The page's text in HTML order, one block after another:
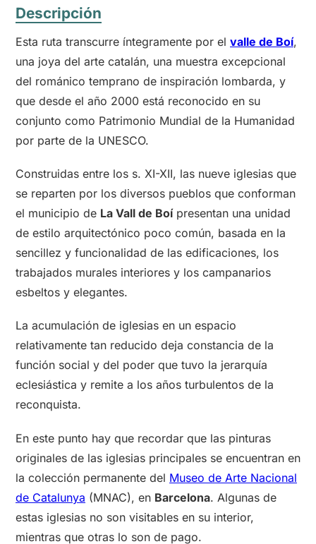
Descripción
Esta ruta transcurre íntegramente por el valle de Boí,
una joya del arte catalán, una muestra excepcional
del románico temprano de inspiración lombarda, y
que desde el año 2000 está reconocido en su
conjunto como Patrimonio Mundial de la Humanidad
por parte de la UNESCO.
Construidas entre los s. XI-XII, las nueve iglesias que
se reparten por los diversos pueblos que conforman
el municipio de La Vall de Boípresentan una unidad
de estilo arquitectónico poco común, basada en la
sencillez y funcionalidad de las edificaciones, los
trabajados murales interiores y los campanarios
esbeltos y elegantes.
La acumulación de iglesias en un espacio
relativamente tan reducido deja constancia de la
función social y del poder que tuvo la jerarquía
eclesiástica y remite a los años turbulentos de la
reconquista.
En este punto hay que recordar que las pinturas
originales de las iglesias principales se encuentran en
la colección permanente del Museo de Arte Nacional
de Catalunya (MNAC), en Barcelona. Algunas de
estas iglesias no son visitables en su interior,
mientras que otras lo son de pago.